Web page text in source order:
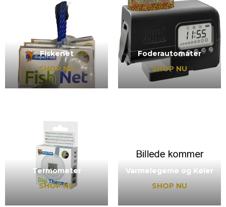
Fiskenet
SHOP NU
Foderautomater
SHOP NU
Termometer
SHOP NU
Varmelegeme og Køler
SHOP NU